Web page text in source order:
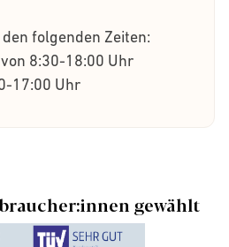
folgenden Zeiten:
8:30-18:00 Uhr
17:00 Uhr
gewählt